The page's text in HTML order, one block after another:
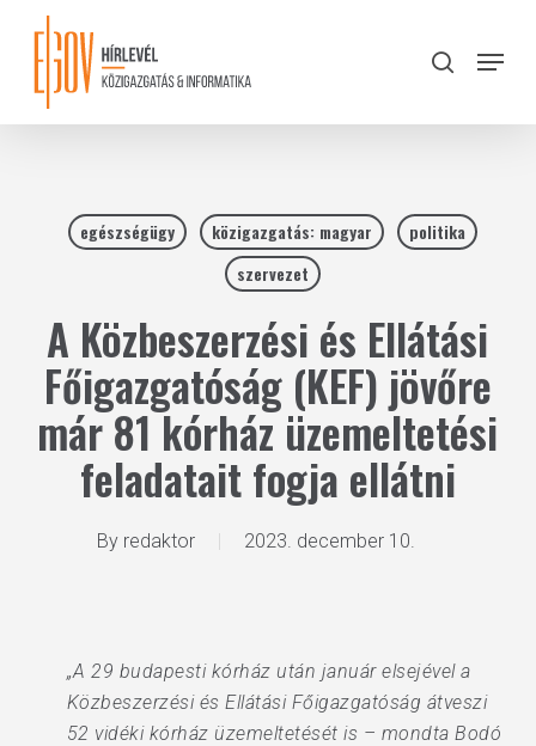
content
search
Menu
egészségügy közigazgatás: magyar
politika
szervezet
A Közbeszerzési és Ellátási
Főigazgatóság (KEF) jövőre
már 81 kórház üzemeltetési
feladatait fogja ellátni
By redaktor 2023. december 10.
„A 29 budapesti kórház után január elsejével a
Közbeszerzési és Ellátási Főigazgatóság átveszi
52 vidéki kórház üzemeltetését is – mondta Bodó
Close